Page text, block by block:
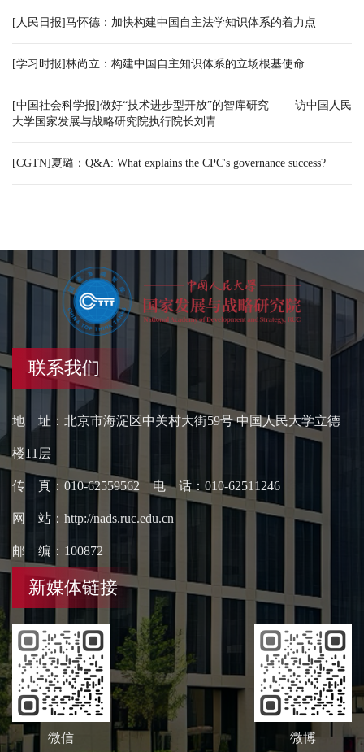
[人民日报]马怀德：加快构建中国自主法学知识体系的着力点
[学习时报]林尚立：构建中国自主知识体系的立场根基使命
[中国社会科学报]做好“技术进步型开放”的智库研究 ——访中国人民
大学国家发展与战略研究院执行院长刘青
[CGTN]夏璐：Q&A: What explains the CPC's governance success?
联系我们
地 址：北京市海淀区中关村大街59号 中国人民大学立德
楼11层
传 真：010-62559562 电 话：010-62511246
网 站：http://nads.ruc.edu.cn
邮 编：100872
新媒体链接
微信 微博